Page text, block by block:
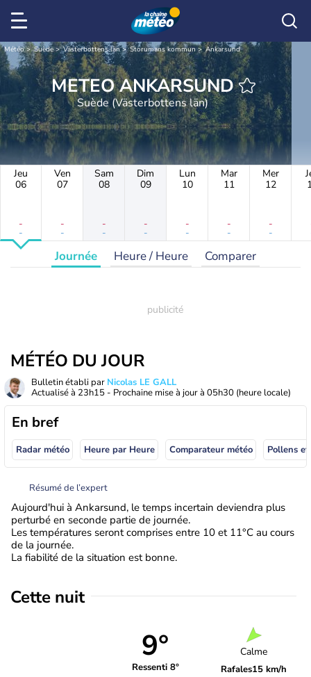
Météo Suède Västerbottens län Storumans kommun Ankarsund
METEO ANKARSUND
Suède (Västerbottens län)
Jeu
06
-
-
Ven
07
-
-
Sam
08
-
-
Dim
09
-
-
Lun
10
-
-
Mar
11
-
-
Mer
12
-
-
Journée Heure / Heure Comparer
MÉTÉO DU JOUR
Bulletin établi par Nicolas LE GALL
Actualisé à 23h15 - Prochaine mise à jour à 05h30 (heure locale)
En bref
Radar météo Heure par Heure Comparateur météo Pollens
Résumé de l’expert
Aujourd'hui à Ankarsund, le temps incertain deviendra plus
perturbé en seconde partie de journée.
Les températures seront comprises entre 10 et 11°C au cours
de la journée.
La fiabilité de la situation est bonne.
Cette nuit
9°
Ressenti 8°
Calme
Rafales15 km/h